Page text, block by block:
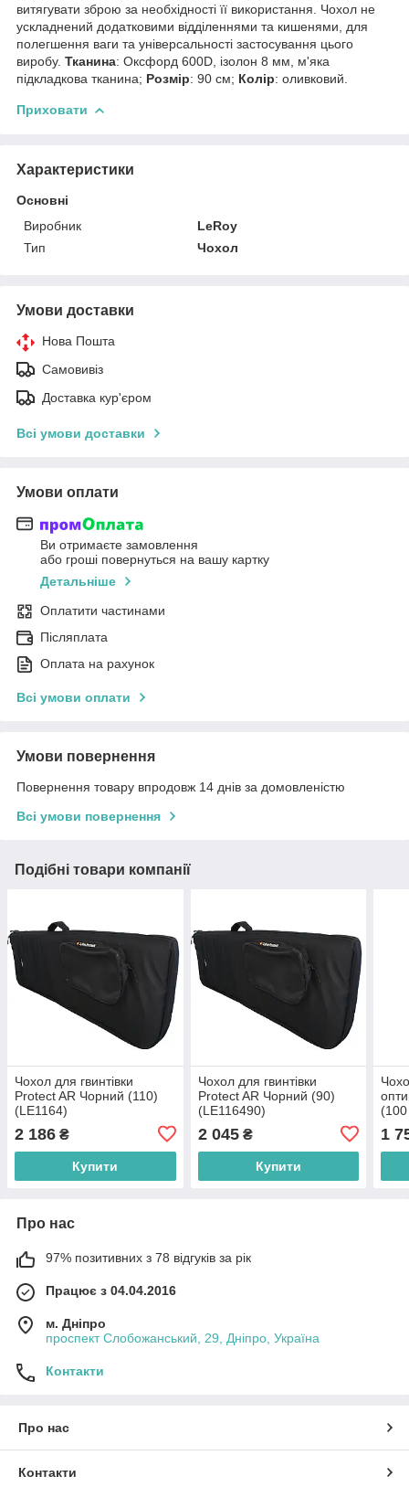
витягувати зброю за необхідності її використання. Чохол не
ускладнений додатковими відділеннями та кишенями, для
полегшення ваги та універсальності застосування цього
виробу. Тканина: Оксфорд 600D, ізолон 8 мм, м'яка
підкладкова тканина; Розмір: 90 см; Колір: оливковий.
Приховати
Характеристики
Основні
Виробник
LeRoy
Тип
Чохол
Умови доставки
Нова Пошта
Самовивіз
Доставка кур'єром
Всі умови доставки
Умови оплати
Ви отримаєте замовлення
або гроші повернуться на вашу картку
Детальніше
Оплатити частинами
Післяплата
Оплата на рахунок
Всі умови оплати
Умови повернення
Повернення товару впродовж 14 днів за домовленістю
Всі умови повернення
Подібні товари компанії
Чохол для гвинтівки
Protect AR Чорний (110)
(LE1164)
2 186 ₴
Купити
Чохол для гвинтівки
Protect AR Чорний (90)
(LE116490)
2 045₴
Купити
1
Про нас
97% позитивних з 78 відгуків за рік
Працює з 04.04.2016
м. Дніпро
проспект Слобожанський, 29, Дніпро, Україна
Контакти
Про нас
Контакти